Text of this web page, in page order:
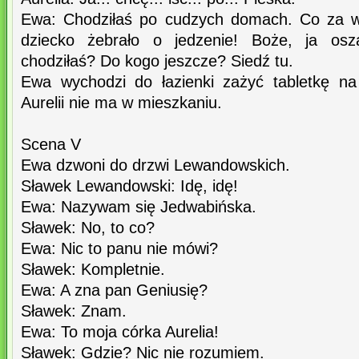
Ewa: Chodziłaś po cudzych domach. Co za
dziecko żebrało o jedzenie! Boże, ja
chodziłaś? Do kogo jeszcze? Siedź tu.
Ewa wychodzi do łazienki zażyć tabletkę
Aurelii nie ma w mieszkaniu.
Scena V
Ewa dzwoni do drzwi Lewandowskich.
Sławek Lewandowski: Idę, idę!
Ewa: Nazywam się Jedwabińska.
Sławek: No, to co?
Ewa: Nic to panu nie mówi?
Sławek: Kompletnie.
Ewa: A zna pan Geniusię?
Sławek: Znam.
Ewa: To moja córka Aurelia!
Sławek: Gdzie? Nic nie rozumiem.